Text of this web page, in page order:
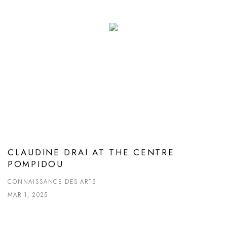
CLAUDINE DRAI AT THE CENTRE
POMPIDOU
CONNAISSANCE DES ARTS
MAR 1, 2025